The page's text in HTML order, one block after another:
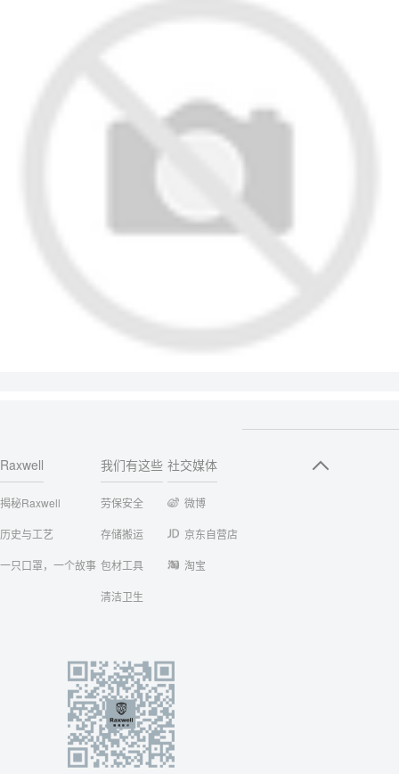
Raxwell
揭秘Raxwell
历史与工艺
一只口罩，一个故事
我们有这些
劳保安全
存储搬运
包材工具
清洁卫生
社交媒体
微博
京东自营店
淘宝